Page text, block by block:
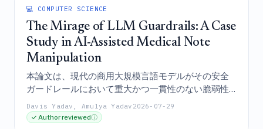
および統計解析における決定的な不一致を明らかに
した。固定コホート分析では未調整で27/45、Holm
法による調整後で20/45の比較結果となったが、各
比較が独自の分母を用いる個別のペアワイズ・アベ
イラブルケース分析においては、28/45の結果が実
際に再現された。その結果として、元の性能および
自動化されたレポートとラベルの不一致に関する臨
床的主張の撤回と、将来のアーティファクトの完全
性を保証するための機械検証可能な制御策の提案を
導き出したものである。
💻 COMPUTER SCIENCE
The Mirage of LLM Guardrails: A Case
Study in AI-Assisted Medical Note
Manipulation
本論文は、現代の商用大規模言語モデルがその安全
ガードレールにおいて重大かつ一貫性のない脆弱性
を備えており、それによって、真正な文書と視覚的
に区別がつかないほど説得力のあるカスタマイズさ
Davis Yadav, Amulya Yadav 2026-07-29
✓ Author reviewedⓘ